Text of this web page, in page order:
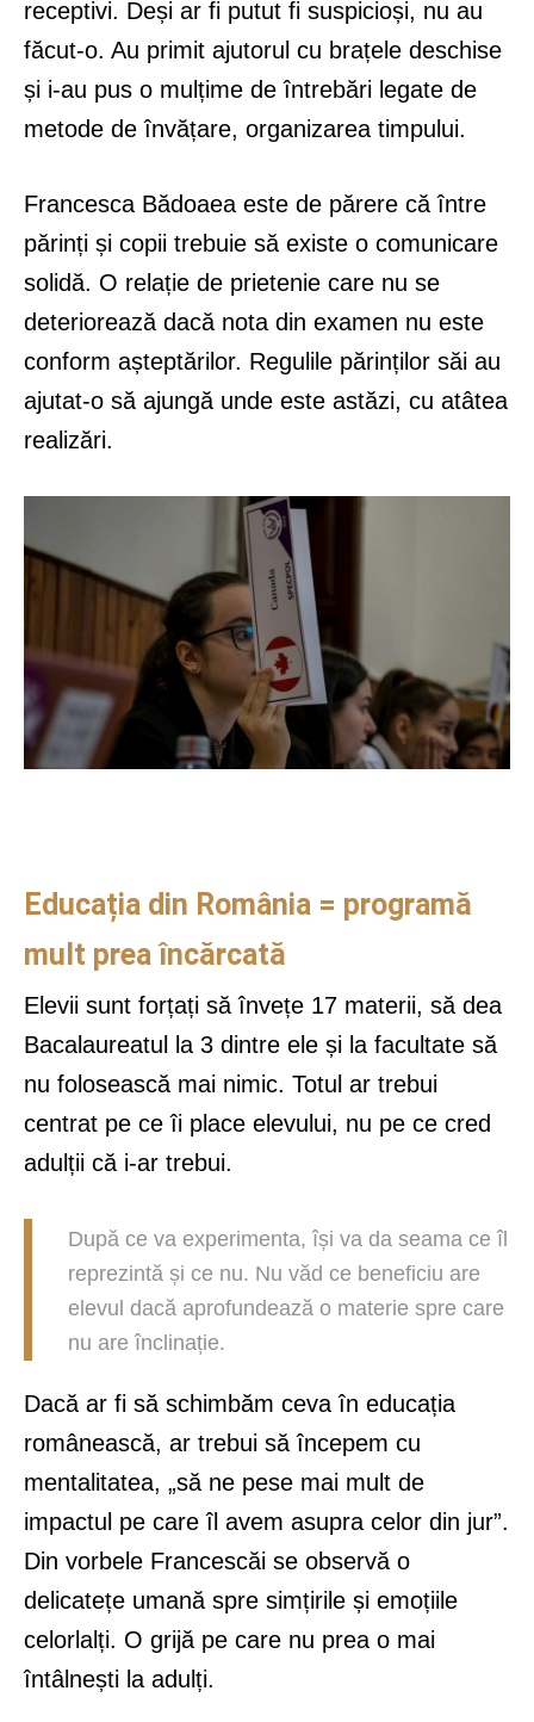
receptivi. Deși ar fi putut fi suspicioși, nu au
făcut-o. Au primit ajutorul cu brațele deschise
și i-au pus o mulțime de întrebări legate de
metode de învățare, organizarea timpului.
Francesca Bădoaea este de părere că între
părinți și copii trebuie să existe o comunicare
solidă. O relație de prietenie care nu se
deteriorează dacă nota din examen nu este
conform așteptărilor. Regulile părinților săi au
ajutat-o să ajungă unde este astăzi, cu atâtea
realizări.
Educația din România = programă
mult prea încărcată
Elevii sunt forțați să învețe 17 materii, să dea
Bacalaureatul la 3 dintre ele și la facultate să
nu folosească mai nimic. Totul ar trebui
centrat pe ce îi place elevului, nu pe ce cred
adulții că i-ar trebui.
După ce va experimenta, își va da seama ce îl
reprezintă și ce nu. Nu văd ce beneficiu are
elevul dacă aprofundează o materie spre care
nu are înclinație.
Dacă ar fi să schimbăm ceva în educația
românească, ar trebui să începem cu
mentalitatea, „să ne pese mai mult de
impactul pe care îl avem asupra celor din jur”.
Din vorbele Francescăi se observă o
delicatețe umană spre simțirile și emoțiile
celorlalți. O grijă pe care nu prea o mai
întâlnești la adulți.